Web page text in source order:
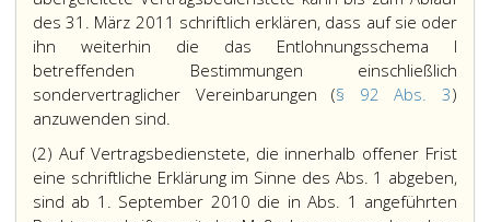
des 31. März 2011 schriftlich erklären, dass auf sie oder
ihn weiterhin die das Entlohnungsschema I
betreffenden Bestimmungen einschließlich
sondervertraglicher Vereinbarungen (§ 92 Abs. 3)
anzuwenden sind.
(2) Auf Vertragsbedienstete, die innerhalb offener Frist
eine schriftliche Erklärung im Sinne des Abs. 1 abgeben,
sind ab 1. September 2010 die in Abs. 1 angeführten